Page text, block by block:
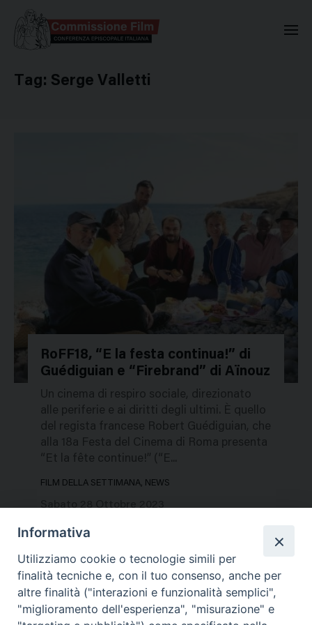
Tag: Serge Valletti
238045
RoFF18, “E la festa continua!” di
Guédiguian e “Firebrand” di Aïnouz
Un cinema di respiro sociale, direzionato
alle periferie e ai diritti degli ultimi. È quello
del regista francese Robert Guédiguian, che
alla 18a Festa del Cinema di Roma presenta
“Et la fête continue!” (“E...
FILM DELLA SETTIMANA, NEWS
Informativa
Utilizziamo cookie o tecnologie simili per
finalità tecniche e, con il tuo consenso, anche per
altre finalità ("interazioni e funzionalità semplici",
"miglioramento dell'esperienza", "misurazione" e